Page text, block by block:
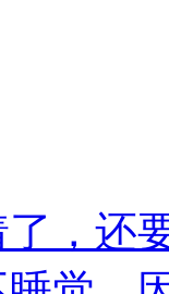
，还